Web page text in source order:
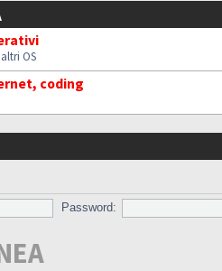
OS
coding
Password: